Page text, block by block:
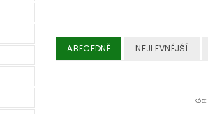
ABECEDNĚ NEJLEVNĚJŠÍ
Kód: